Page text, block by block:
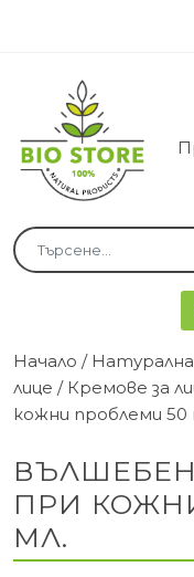
Начало /
лице / Кремове за
кожни проблеми 50
ПРИ
МЛ.